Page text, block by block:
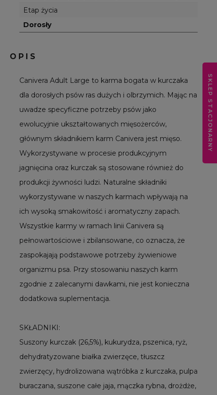
Etap życia
Dorosły
OPIS
Canivera Adult Large to karma bogata w kurczaka
dla dorosłych psów ras dużych i olbrzymich. Mając na
uwadze specyficzne potrzeby psów jako
ewolucyjnie ukształtowanych mięsożerców,
głównym składnikiem karm Canivera jest mięso.
Wykorzystywane w procesie produkcyjnym
jagnięcina oraz kurczak są stosowane również do
produkcji żywności ludzi. Naturalne składniki
wykorzystywane w naszych karmach wpływają na
ich wysoką smakowitość i aromatyczny zapach.
Wszystkie karmy w ramach linii Canivera są
pełnowartościowe i zbilansowane, co oznacza, że
zaspokajają podstawowe potrzeby żywieniowe
organizmu psa. Przy stosowaniu naszych karm
zgodnie z zalecanymi dawkami, nie jest konieczna
dodatkowa suplementacja.
SKŁADNIKI:
Suszony kurczak (26,5%), kukurydza, pszenica, ryż,
dehydratyzowane białka zwierzęce, tłuszcz
zwierzęcy, hydrolizowana wątróbka z kurczaka, pulpa
buraczana, suszone całe jaja, mączka rybna, drożdże,
SKLEP STACJONARNY